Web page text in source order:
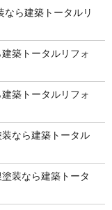
ら建築トータルリ
築トータルリフォ
築トータルリフォ
なら建築トータル
装なら建築トータ